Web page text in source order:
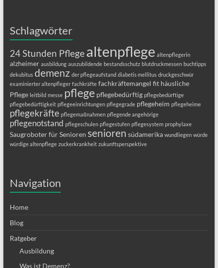
Schlagwörter
24 Stunden Pflegealtenpflege altenpflegerin
alzheimer ausbildung auszubildende bestandsschutz blutdruckmessen buchtipps
dekubitus demenz der pflegeaufstand diabetis mellitus druckgeschwür
examinierter altenpfleger fachkräfte fachkräftemangel fit häusliche
Pflege leitbild messe pflege pflegebedürftig pflegebedürftige
pflegebedürftigkeit pflegeeinrichtungen pflegegrade pflegeheim pflegeheime
pflegekräfte pflegemaßnahmen pflegende angehörige
pflegenotstand pflegeschulen pflegestufen pflegesystem prophylaxe
Saugroboter für Senioren senioren südamerika wundliegen würde
würdige altenpflege zuckerkrankheit zukunftsperspektive
Navigation
Home
Blog
Ratgeber
Ausbildung
Was ist Demenz?